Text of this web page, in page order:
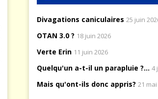
Divagations caniculaires 25 juin
OTAN 3.0 ? 18 juin 2026
Verte Erin 11 juin 2026
Quelqu'un a-t-il un parapluie ?... 4
Mais qu'ont-ils donc appris? 21